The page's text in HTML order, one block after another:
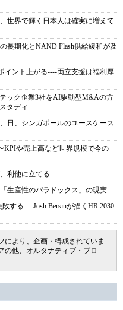
世界で輝く日本人は確実に増えて
長期化とNAND Flash供給緩和が及
イント上がる----両立支援は福利厚
ック企業3社をAI駆動型M&Aの方
タディ
日、シンガポールのユースケース
KPIや売上高など世界規模で今の
利他に立てる
生産性のパラドックス」の現実
する----Josh Bersinが描くHR 2030
により、企画・構成されていま
の他、オルタナティブ・ブロ